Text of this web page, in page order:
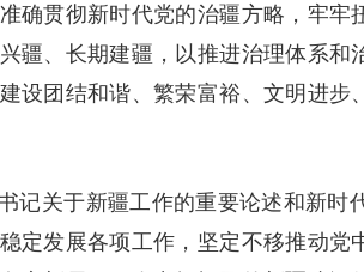
确贯彻新时代党的治疆方略，牢牢
疆、长期建疆，以推进治理体系和
设团结和谐、繁荣富裕、文明进步
记关于新疆工作的重要论述和新时
定发展各项工作，坚定不移推动党